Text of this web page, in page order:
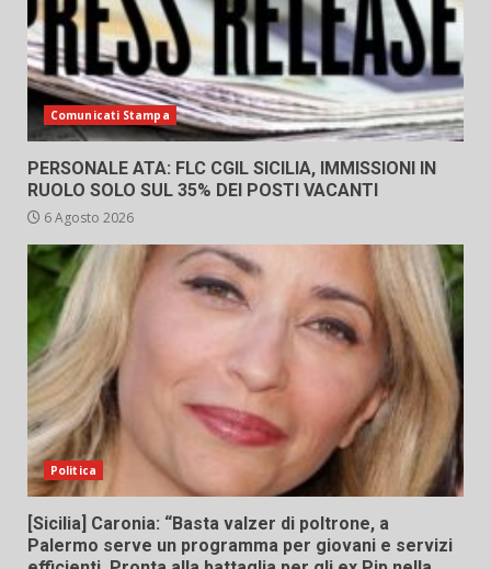
Comunicati Stampa
PERSONALE ATA: FLC CGIL SICILIA, IMMISSIONI IN
RUOLO SOLO SUL 35% DEI POSTI VACANTI
6 Agosto 2026
Politica
[Sicilia] Caronia: “Basta valzer di poltrone, a
Palermo serve un programma per giovani e servizi